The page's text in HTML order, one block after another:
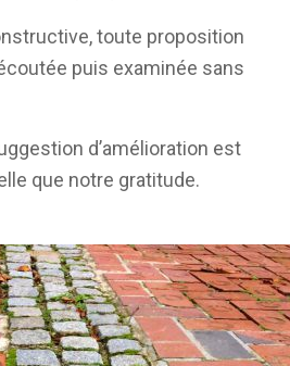
toute proposition
puis examinée sans
d’amélioration est
que notre gratitude.